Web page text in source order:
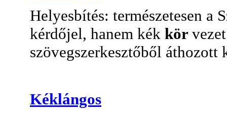
Helyesbítés: természetesen a
kérdőjel, hanem kék kör
szövegszerkesztőből áthozott
Kéklángos